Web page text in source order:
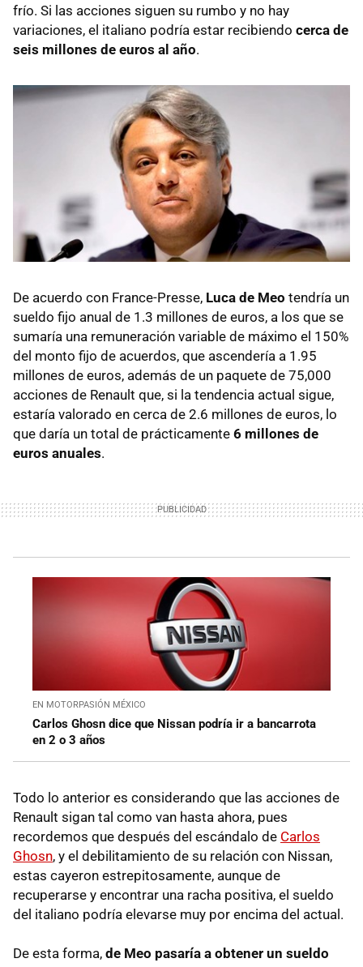
frío. Si las acciones siguen su rumbo y no hay
variaciones, el italiano podría estar recibiendo cerca de
seis millones de euros al año.
De acuerdo con France-Presse, Luca de Meo tendría un
sueldo fijo anual de 1.3 millones de euros, a los que se
sumaría una remuneración variable de máximo el 150%
del monto fijo de acuerdos, que ascendería a 1.95
millones de euros, además de un paquete de 75,000
acciones de Renault que, si la tendencia actual sigue,
estaría valorado en cerca de 2.6 millones de euros, lo
que daría un total de prácticamente 6 millones de
euros anuales.
EN MOTORPASIÓN MÉXICO
Carlos Ghosn dice que Nissan podría ir a bancarrota
en 2 o 3 años
Todo lo anterior es considerando que las acciones de
Renault sigan tal como van hasta ahora, pues
recordemos que después del escándalo de Carlos
Ghosn, y el debilitamiento de su relación con Nissan,
estas cayeron estrepitosamente, aunque de
recuperarse y encontrar una racha positiva, el sueldo
del italiano podría elevarse muy por encima del actual.
De esta forma, de Meo pasaría a obtener un sueldo